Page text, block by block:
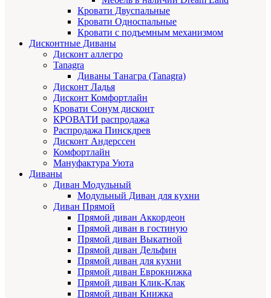
Кровати Двуспальные
Кровати Односпальные
Кровати с подъемным механизмом
Дисконтные Диваны
Дисконт аллегро
Tanagra
Диваны Танагра (Tanagra)
Дисконт Ладья
Дисконт Комфортлайн
Кровати Сонум дисконт
КРОВАТИ распродажа
Распродажа Пинскдрев
Дисконт Андерссен
Комфортлайн
Мануфактура Уюта
Диваны
Диван Модульный
Модульный Диван для кухни
Диван Прямой
Прямой диван Аккордеон
Прямой диван в гостиную
Прямой диван Выкатной
Прямой диван Дельфин
Прямой диван для кухни
Прямой диван Еврокнижка
Прямой диван Клик-Клак
Прямой диван Книжка